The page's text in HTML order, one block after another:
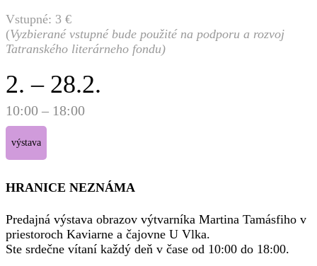
Vstupné: 3 €
(Vyzbierané vstupné bude použité na podporu a rozvoj
Tatranského literárneho fondu)
2. – 28.2.
10:00 – 18:00
výstava
HRANICE NEZNÁMA
Predajná výstava obrazov výtvarníka Martina Tamásfiho v
priestoroch Kaviarne a čajovne U Vlka.
Ste srdečne vítaní každý deň v čase od 10:00 do 18:00.